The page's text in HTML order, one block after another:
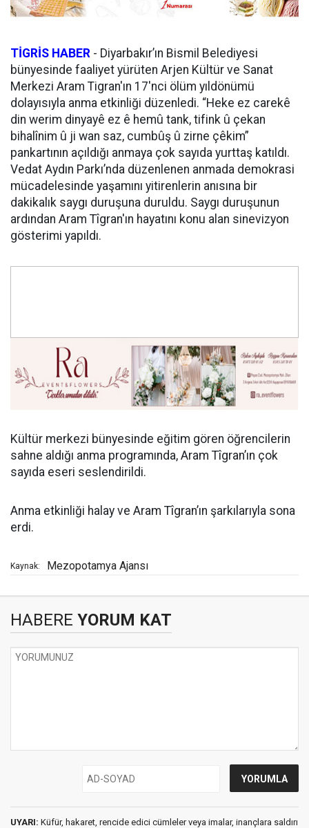
TİGRİS HABER - Diyarbakır’ın Bismil Belediyesi
bünyesinde faaliyet yürüten Arjen Kültür ve Sanat
Merkezi Aram Tigran'ın 17'nci ölüm yıldönümü
dolayısıyla anma etkinliği düzenledi. “Heke ez carekê
din werim dinyayê ez ê hemû tank, tifink û çekan
bihalînim û ji wan saz, cumbûş û zirne çêkim”
pankartının açıldığı anmaya çok sayıda yurttaş katıldı.
Vedat Aydın Parkı’nda düzenlenen anmada demokrasi
mücadelesinde yaşamını yitirenlerin anısına bir
dakikalık saygı duruşuna duruldu. Saygı duruşunun
ardından Aram Tîgran'ın hayatını konu alan sinevizyon
gösterimi yapıldı.
Kültür merkezi bünyesinde eğitim gören öğrencilerin
sahne aldığı anma programında, Aram Tîgran’ın çok
sayıda eseri seslendirildi.
Anma etkinliği halay ve Aram Tîgran’ın şarkılarıyla sona
erdi.
Kaynak: Mezopotamya Ajansı
HABERE YORUM KAT
UYARI: Küfür, hakaret, rencide edici cümleler veya imalar, inançlara saldırı